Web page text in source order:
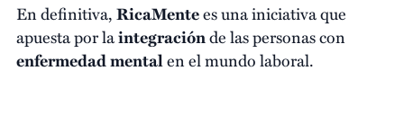
En definitiva,RicaMentees una iniciativa que
apuesta por laintegraciónde las personas con
enfermedad mentalen el mundo laboral.